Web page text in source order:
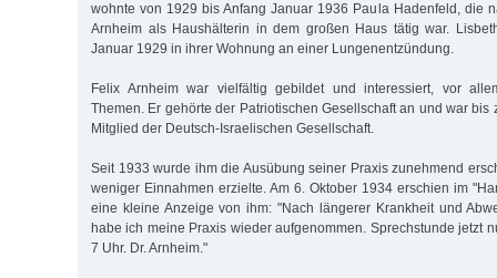
wohnte von 1929 bis Anfang Januar 1936 Paula Hadenfeld, die
Arnheim als Haushälterin in dem großen Haus tätig war.
Januar 1929 in ihrer Wohnung an einer Lungenentzündung.
Felix Arnheim war vielfältig gebildet und interessiert, vor
Themen. Er gehörte der Patriotischen Gesellschaft an und war bis
Mitglied der Deutsch-Israelischen Gesellschaft.
Seit 1933 wurde ihm die Ausübung seiner Praxis zunehmend
weniger Einnahmen erzielte. Am 6. Oktober 1934 erschien im
eine kleine Anzeige von ihm: "Nach längerer Krankheit und
habe ich meine Praxis wieder aufgenommen. Sprechstunde jetzt
7 Uhr. Dr. Arnheim."